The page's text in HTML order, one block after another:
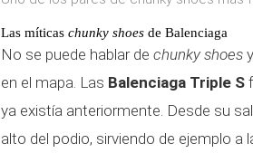
Las míticas chunky shoes de Balenciaga
No se puede hablar de chunky shoes
en el mapa. Las Balenciaga Triple S
ya existía anteriormente. Desde su
alto del podio, sirviendo de ejemplo a